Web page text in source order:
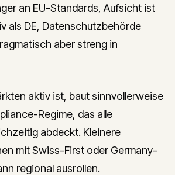
an EU-Standards, Aufsicht ist
als DE, Datenschutzbehörde
aber streng in
aktiv ist, baut sinnvollerweise
Regime, das alle
abdeckt. Kleinere
mit Swiss-First oder Germany-
regional ausrollen.